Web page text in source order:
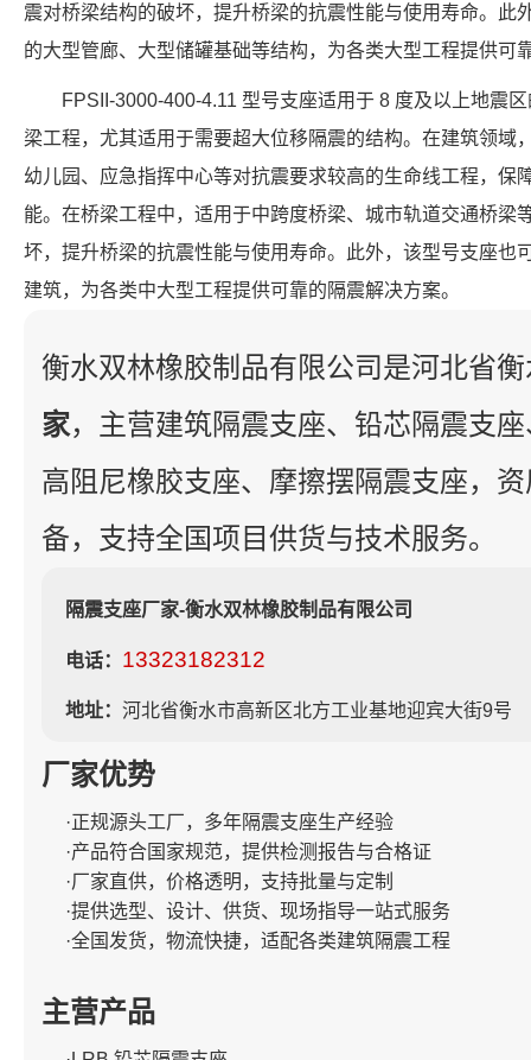
震对桥梁结构的破坏，提升桥梁的抗震性能与使用寿命。此
的大型管廊、大型储罐基础等结构，为各类大型工程提供可
FPSII-3000-400-4.11 型号支座适用于 8 度及以上地震
梁工程，尤其适用于需要超大位移隔震的结构。在建筑领域
幼儿园、应急指挥中心等对抗震要求较高的生命线工程，保
能。在桥梁工程中，适用于中跨度桥梁、城市轨道交通桥梁
坏，提升桥梁的抗震性能与使用寿命。此外，该型号支座也
建筑，为各类中大型工程提供可靠的隔震解决方案。
衡水双林橡胶制品有限公司是河北省
家，主营建筑隔震支座、铅芯隔震支
高阻尼橡胶支座、摩擦摆隔震支座，
备，支持全国项目供货与技术服务。
隔震支座厂家-衡水双林橡胶制品有限公司
电话： 13323182312
地址： 河北省衡水市高新区北方工业基地迎宾大街9号
厂家优势
·正规源头工厂，多年隔震支座生产经验
·产品符合国家规范，提供检测报告与合格证
·厂家直供，价格透明，支持批量与定制
·提供选型、设计、供货、现场指导一站式服务
·全国发货，物流快捷，适配各类建筑隔震工程
主营产品